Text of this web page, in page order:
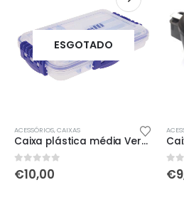
ESGOTADO
ACESSÓRIOS,CAIXAS
Caixa plástica média Vercelli VS 2
0out of 5
€10,00 0
€